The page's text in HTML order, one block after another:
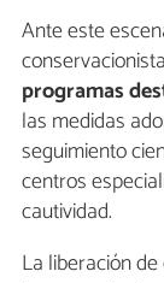
Ante este
programas
las medidas
seguimiento
centros
cautividad.
La liberación